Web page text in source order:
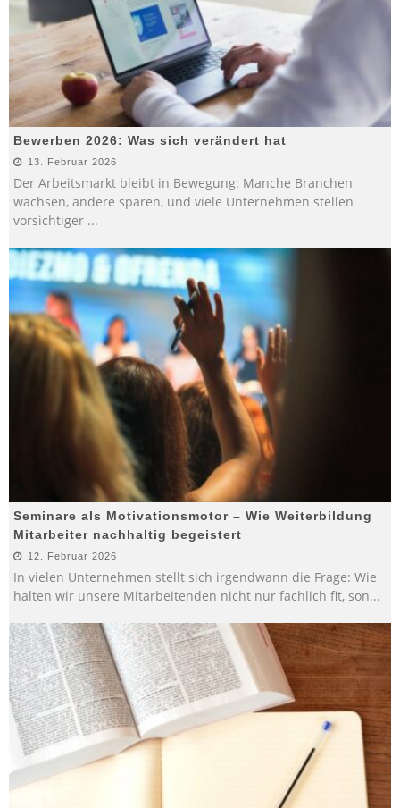
Bewerben 2026: Was sich verändert hat
13. Februar 2026
Der Arbeitsmarkt bleibt in Bewegung: Manche Branchen
wachsen, andere sparen, und viele Unternehmen stellen
vorsichtiger ...
Seminare als Motivationsmotor – Wie Weiterbildung
Mitarbeiter nachhaltig begeistert
12. Februar 2026
In vielen Unternehmen stellt sich irgendwann die Frage: Wie
halten wir unsere Mitarbeitenden nicht nur fachlich fit, son...